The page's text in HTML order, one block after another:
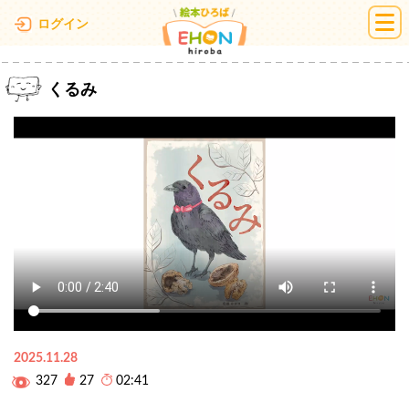
ログイン 絵本ひろば
くるみ
2025.11.28
327
27 02:41